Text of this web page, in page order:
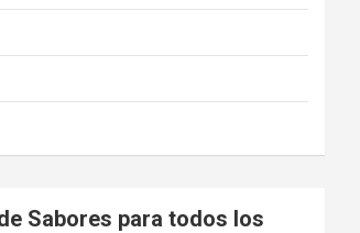
Sabores para todos los